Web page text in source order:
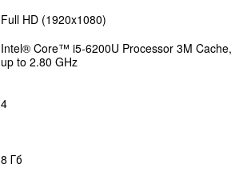
Full HD (1920x1080)
Intel® Core™ i5-6200U Processor 3M Cache,
up to 2.80 GHz
4
8 Гб